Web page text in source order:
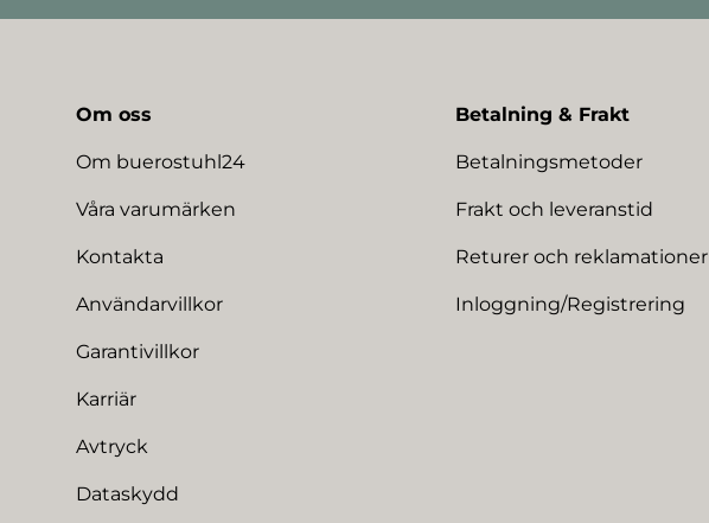
Om oss
Om buerostuhl24
Våra varumärken
Kontakta
Användarvillkor
Garantivillkor
Karriär
Avtryck
Dataskydd
Betalning & Frakt
Betalningsmetoder
Frakt och leveranstid
Returer och reklamationer
Inloggning/Registrering